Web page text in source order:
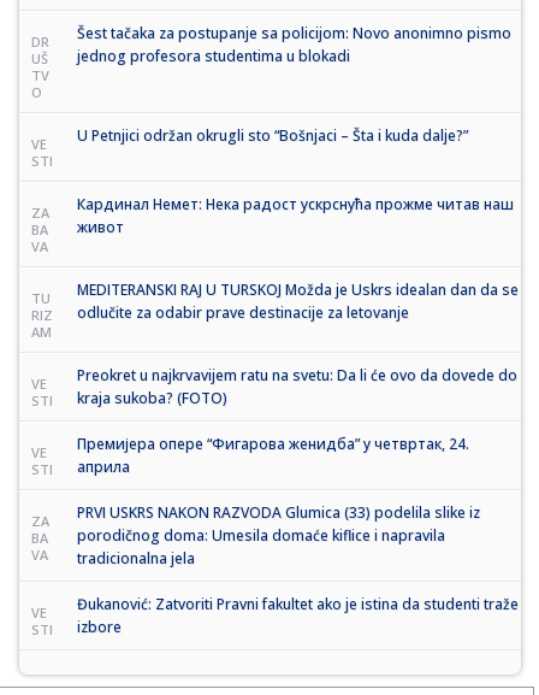
DR
UŠ
TV
O
Šest tačaka za postupanje sa policijom: Novo anonimno pismo
jednog profesora studentima u blokadi
VE
STI
U Petnjici održan okrugli sto “Bošnjaci – Šta i kuda dalje?”
ZA
BA
VA
Кардинал Немет: Нека радост ускрснућа прожме читав наш
живот
TU
RIZ
AM
MEDITERANSKI RAJ U TURSKOJ Možda je Uskrs idealan dan da se
odlučite za odabir prave destinacije za letovanje
VE
STI
Preokret u najkrvavijem ratu na svetu: Da li će ovo da dovede do
kraja sukoba? (FOTO)
VE
STI
Премијера опере “Фигарова женидба” у четвртак, 24.
априла
ZA
BA
VA
PRVI USKRS NAKON RAZVODA Glumica (33) podelila slike iz
porodičnog doma: Umesila domaće kiflice i napravila
tradicionalna jela
VE
STI
Đukanović: Zatvoriti Pravni fakultet ako je istina da studenti traže
izbore